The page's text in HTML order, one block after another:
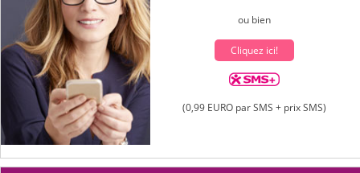
ou bien
Cliquez ici!
(0,99 EURO par SMS + prix SMS)